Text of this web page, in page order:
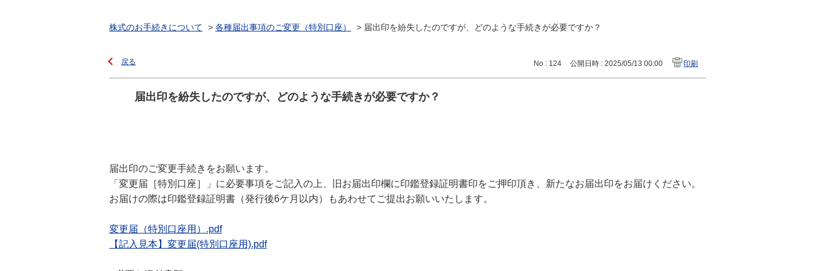
株式のお手続きについて > 各種届出事項のご変更（特別口座） > 届出印を紛失したのですが、どのような手続きが必要ですか？
戻る No : 124 公開日時 : 2025/05/13 00:00 印刷
届出印を紛失したのですが、どのような手続きが必要ですか？
届出印のご変更手続きをお願います。
「変更届［特別口座］」に必要事項をご記入の上、旧お届出印欄に印鑑登録証明書印をご押印頂き、新たなお届出印をお届けください。
お届けの際は印鑑登録証明書（発行後6ケ月以内）もあわせてご提出お願いいたします。
変更届（特別口座用）.pdf
【記入見本】変更届(特別口座用).pdf